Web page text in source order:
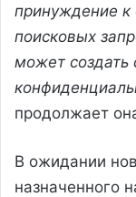
принуждение
поисковых
может создать
продолжает
В ожидании
назначенного